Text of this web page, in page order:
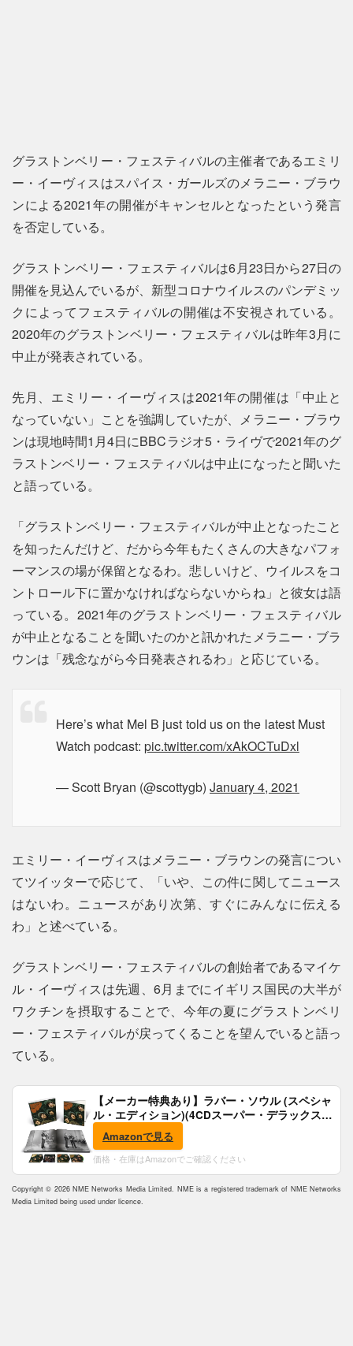
グラストンベリー・フェスティバルの主催者であるエミリ
ー・イーヴィスはスパイス・ガールズのメラニー・ブラウ
ンによる2021年の開催がキャンセルとなったという発言
を否定している。
グラストンベリー・フェスティバルは6月23日から27日の
開催を見込んでいるが、新型コロナウイルスのパンデミッ
クによってフェスティバルの開催は不安視されている。
2020年のグラストンベリー・フェスティバルは昨年3月に
中止が発表されている。
先月、エミリー・イーヴィスは2021年の開催は「中止と
なっていない」ことを強調していたが、メラニー・ブラウ
ンは現地時間1月4日にBBCラジオ5・ライヴで2021年のグ
ラストンベリー・フェスティバルは中止になったと聞いた
と語っている。
「グラストンベリー・フェスティバルが中止となったこと
を知ったんだけど、だから今年もたくさんの大きなパフォ
ーマンスの場が保留となるわ。悲しいけど、ウイルスをコ
ントロール下に置かなければならないからね」と彼女は語
っている。2021年のグラストンベリー・フェスティバル
が中止となることを聞いたのかと訊かれたメラニー・ブラ
ウンは「残念ながら今日発表されるわ」と応じている。
Here’s what Mel B just told us on the latest Must
Watch podcast: pic.twitter.com/xAkOCTuDxl
— Scott Bryan (@scottygb) January 4, 2021
エミリー・イーヴィスはメラニー・ブラウンの発言につい
てツイッターで応じて、「いや、この件に関してニュース
はないわ。ニュースがあり次第、すぐにみんなに伝える
わ」と述べている。
グラストンベリー・フェスティバルの創始者であるマイケ
ル・イーヴィスは先週、6月までにイギリス国民の大半が
ワクチンを摂取することで、今年の夏にグラストンベリ
ー・フェスティバルが戻ってくることを望んでいると語っ
ている。
【メーカー特典あり】ラバー・ソウル (スペシャ
ル・エディション)(4CDスーパー・デラックス)
(完全生産限定盤)(SHM-CD)(特典:B2ポスター付)
Amazonで見る
価格・在庫はAmazonでご確認ください
Copyright © 2026 NME Networks Media Limited. NME is a registered trademark of NME Networks
Media Limited being used under licence.